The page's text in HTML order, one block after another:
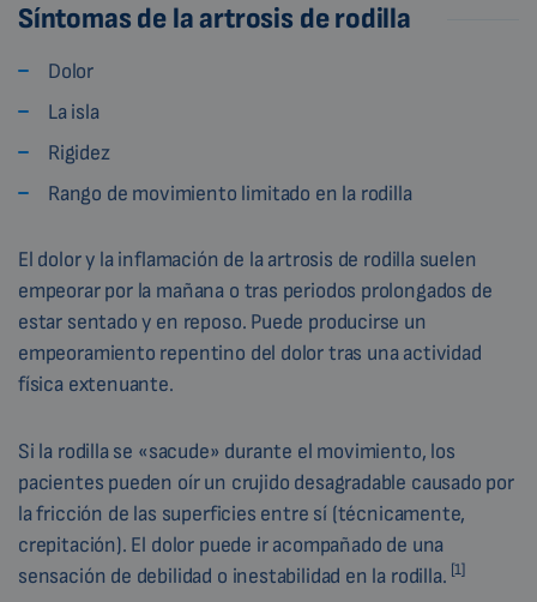
Síntomas de la artrosis de rodilla
Dolor
La isla
Rigidez
Rango de movimiento limitado en la rodilla
El dolor y la inflamación de la artrosis de rodilla suelen
empeorar por la mañana o tras periodos prolongados de
estar sentado y en reposo. Puede producirse un
empeoramiento repentino del dolor tras una actividad
física extenuante.
Si la rodilla se «sacude» durante el movimiento, los
pacientes pueden oír un crujido desagradable causado por
la fricción de las superficies entre sí (técnicamente,
crepitación). El dolor puede ir acompañado de una
sensación de debilidad o inestabilidad en la rodilla. [1]